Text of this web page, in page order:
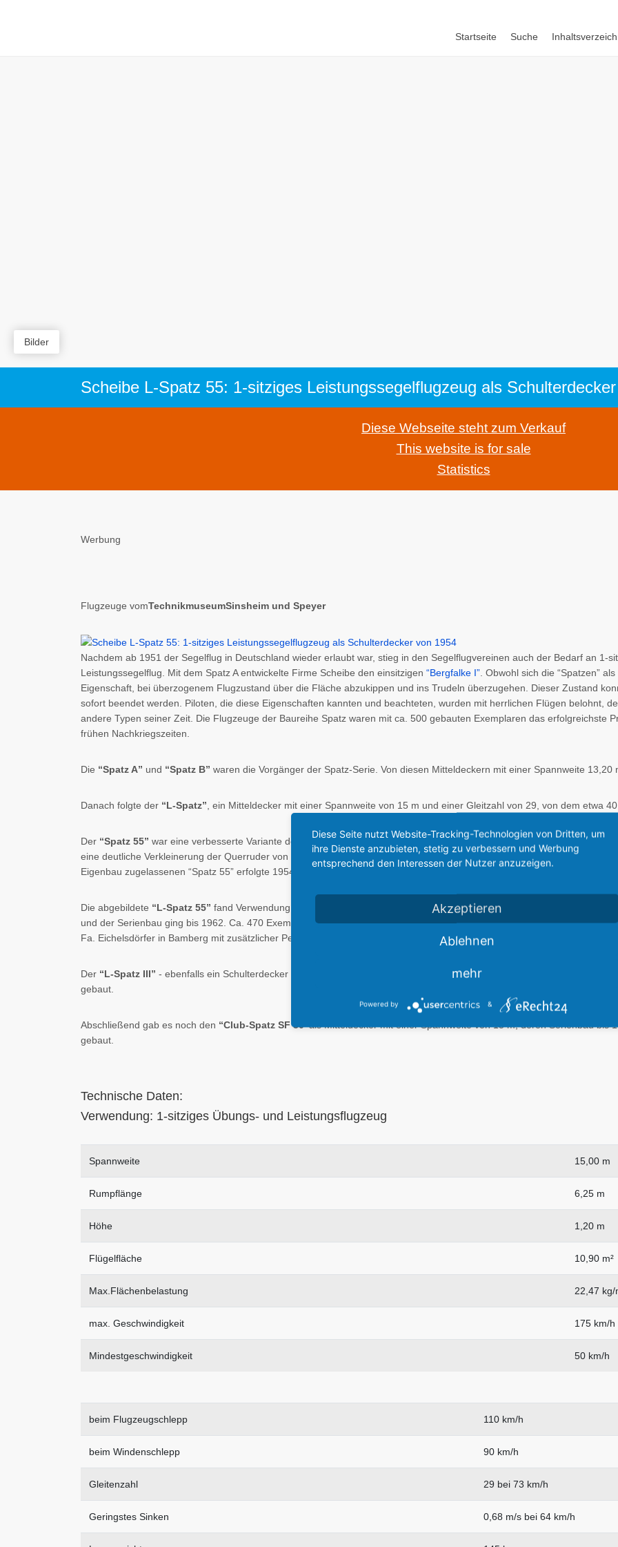
Startseite Suche
Bilder
Scheibe L-Spatz 55: 1-sitziges Leistungssegelflugzeug als
Diese Webseite steht zum Verkauf
This website is for sale
Statistics
Werbung
Flugzeuge vomTechnikmuseumSinsheim und Speyer
Nachdem ab 1951 der Segelflug in Deutschland wieder erlaubt war, stieg in den Segelflugvereinen auch der Bedarf an 1-
Leistungssegelflug. Mit dem Spatz A entwickelte Firme Scheibe den einsitzigen “Bergfalke I”. Obwohl sich die “Spatzen”
Eigenschaft, bei überzogenem Flugzustand über die Fläche abzukippen und ins Trudeln überzugehen. Dieser Zustand
sofort beendet werden. Piloten, die diese Eigenschaften kannten und beachteten, wurden mit herrlichen Flügen belohnt,
andere Typen seiner Zeit. Die Flugzeuge der Baureihe Spatz waren mit ca. 500 gebauten Exemplaren das erfolgreichste
frühen Nachkriegszeiten.
Die “Spatz A” und “Spatz B” waren die Vorgänger der Spatz-Serie. Von diesen Mitteldeckern mit einer Spannweite 13,20
Danach folgte der “L-Spatz”, ein Mitteldecker mit einer Spannweite von 15 m und einer Gleitzahl von 29, von dem etwa
Der “Spatz 55” war eine verbesserte Variante der B-Spatz, mit einer Spannweite von gleichfalls 13,20 m, jedoch als
eine deutliche Verkleinerung der Querruder von 1,80 m² auf 1,33 m², sowie ein um 6 cm verlängerter und
Eigenbau zugelassenen “Spatz 55” erfolgte 1954. Insgesamt wurden davon etwa 15 Exemplare gebaut.
Die abgebildete “L-Spatz 55” fand Verwendung als einsitziges Leistungsflugzeug und war ein Schulterdecker mit einer
und der Serienbau ging bis 1962. Ca. 470 Exemplare dieses Typs wurden gebaut - z.T. auch in Lizenz in anderen
Fa. Eichelsdörfer in Bamberg mit zusätzlicher Pedalverstellung sowie veränderte Flügelenden.
Der “L-Spatz III” - ebenfalls ein Schulterdecker - war eine Weiterentwicklung des L-Spatz 55 mit verbesserten
gebaut.
Abschließend gab es noch den “Club-Spatz SF 30”als Mitteldecker mit einer Spannweite von 15 m, deren Serienbau bis
gebaut.
Technische Daten:
Verwendung: 1-sitziges Übungs- und Leistungsflugzeug
Spannweite 15,00 m
Rumpflänge 6,25 m
Höhe 1,20 m
Flügelfläche 10,90 m²
Max.Flächenbelastung 22,47 kg/
max. Geschwindigkeit 175 km/h
Mindestgeschwindigkeit 50 km/h
beim Flugzeugschlepp 110 km/h
beim Windenschlepp 90 km/h
Gleitenzahl 29 bei 73 km/h
Geringstes Sinken 0,68 m/s bei 64 km/h
Diese Seite nutzt Website-Tracking-Technologien von Dritten, um
ihre Dienste anzubieten, stetig zu verbessern und Werbung
entsprechend den Interessen der Nutzer anzuzeigen.
Akzeptieren
Ablehnen
mehr
Powered by &